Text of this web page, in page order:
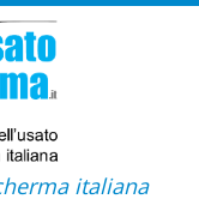
italiana